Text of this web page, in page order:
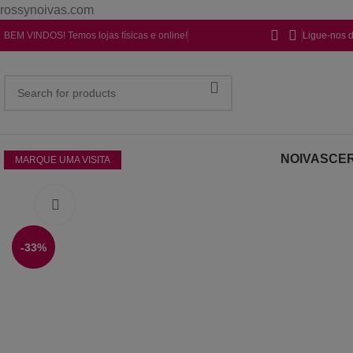
rossynoivas.com
BEM VINDOS! Temos lojas físicas e online! Ligue-nos
MARQUE UMA VISITA NOIVAS
-33%